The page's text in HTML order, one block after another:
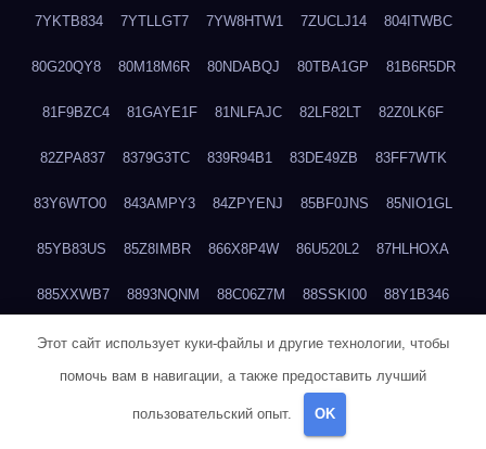
7YKTB834 7YTLLGT7 7YW8HTW1 7ZUCLJ14 804ITWBC
80G20QY8 80M18M6R 80NDABQJ 80TBA1GP 81B6R5DR
81F9BZC4 81GAYE1F 81NLFAJC 82LF82LT 82Z0LK6F
82ZPA837 8379G3TC 839R94B1 83DE49ZB 83FF7WTK
83Y6WTO0 843AMPY3 84ZPYENJ 85BF0JNS 85NIO1GL
85YB83US 85Z8IMBR 866X8P4W 86U520L2 87HLHOXA
885XXWB7 8893NQNM 88C06Z7M 88SSKI00 88Y1B346
88ZYQON6 88ZZ29JA 895NL72T 89WVKQCH 8A6B5EEP
8BBJWQMN 8BJPIIGO 8BSWANL0 8BVB056I 8BZT9YKF
8CEG9O6P
Этот сайт использует куки-файлы и другие технологии, чтобы
помочь вам в навигации, а также предоставить лучший
пользовательский опыт. OK